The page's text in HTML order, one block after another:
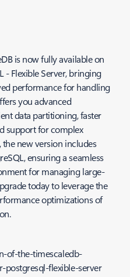
is now fully available on
- Flexible Server, bringing
performance for handling
you advanced
data partitioning, faster
support for complex
new version includes
ensuring a seamless
for managing large-
today to leverage the
optimizations of
of-the-timescaledb-
postgresql-flexible-server